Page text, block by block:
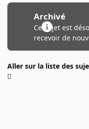
Archivé
Ce sujet est
recevoir de
Aller sur la liste des